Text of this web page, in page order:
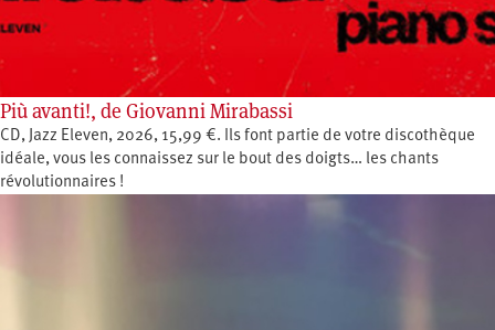
Più avanti!, de Giovanni Mirabassi
CD, Jazz Eleven, 2026, 15,99 €. Ils font partie de votre discothèque
idéale, vous les connaissez sur le bout des doigts… les chants
révolutionnaires !